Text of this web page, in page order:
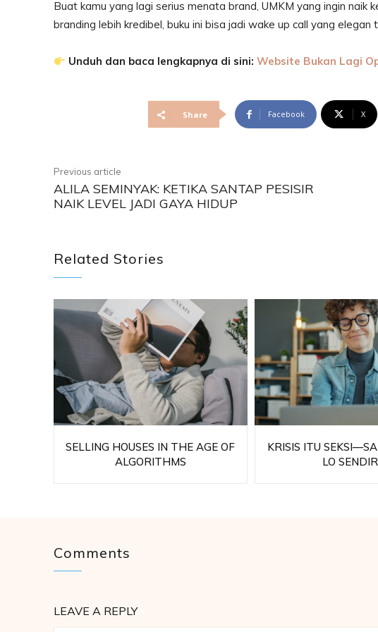
Buat kamu yang lagi serius menata brand, UMKM yang ingin naik
branding lebih kredibel, buku ini bisa jadi wake up call yang elegan
Unduh dan baca lengkapnya di sini:Website Bukan Lagi
Share Facebook X
Previous article
ALILA SEMINYAK: KETIKA SANTAP PESISIR
NAIK LEVEL JADI GAYA HIDUP
Related Stories
SELLING HOUSES IN THE AGE OF
ALGORITHMS
KRISIS ITU
LO
Comments
LEAVE A REPLY